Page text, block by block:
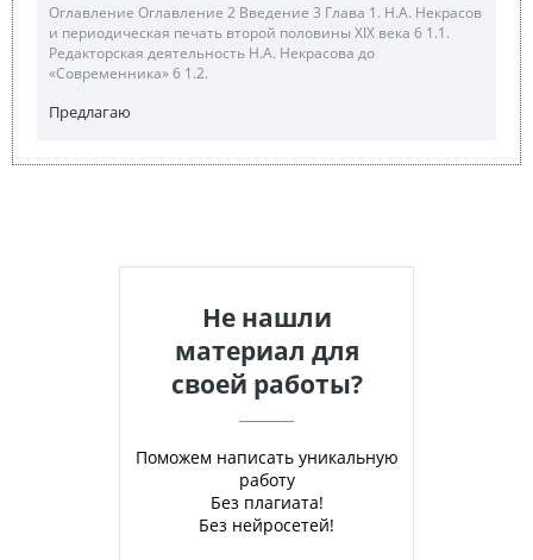
Оглавление Оглавление 2 Введение 3 Глава 1. Н.А. Некрасов
и периодическая печать второй половины ХIХ века 6 1.1.
Редакторская деятельность Н.А. Некрасова до
«Современника» 6 1.2.
Предлагаю
Не нашли
материал для
своей работы?
Поможем написать уникальную
работу
Без плагиата!
Без нейросетей!